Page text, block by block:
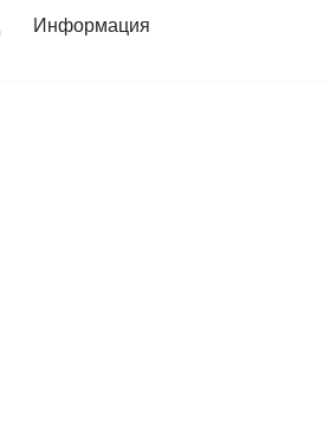
Информация